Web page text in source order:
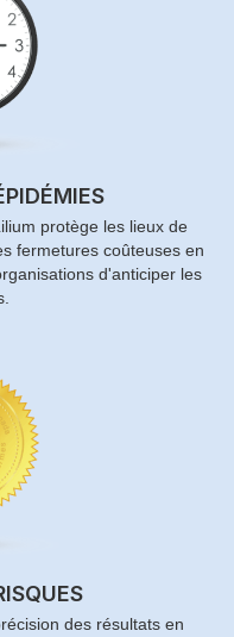
protège les lieux de
fermetures coûteuses en
d'anticiper les
des résultats en